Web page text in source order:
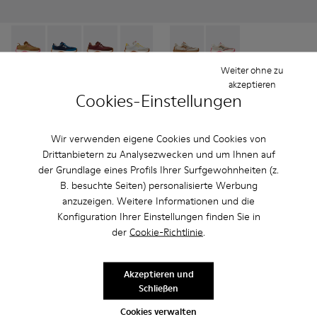
Cookies-Einstellungen
Wir verwenden eigene Cookies und Cookies von
Drittanbietern zu Analysezwecken und um Ihnen auf
der Grundlage eines Profils Ihrer Surfgewohnheiten (z.
B. besuchte Seiten) personalisierte Werbung
anzuzeigen. Weitere Informationen und die
Konfiguration Ihrer Einstellungen finden Sie in
der Cookie-Richtlinie.
Cookies verwalten
Weiter ohne zu
akzeptieren
Akzeptieren und
Schließen
Drift Trail - K800548-027 - Braune Sneaker aus Textil und
Drift Trail - K800548-032
Drift Trail - K800548-031
Drift Trail - K800548-029 -
Drift Trail - K800548-028 -
Drift Trail - K800548-
Drift Trail -Drift Trail
Hinzufügen
Twins - K800685-002 -
Twins - K800685-001
44 € - 47 €
89 € - 95 € -50%
Hinzufügen